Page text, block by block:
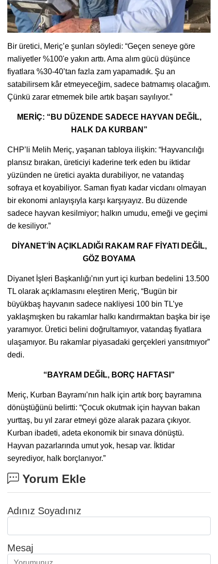
Bir üretici, Meriç’e şunları söyledi: “Geçen seneye göre
maliyetler %100'e yakın arttı. Ama alım gücü düşünce
fiyatlara %30-40’tan fazla zam yapamadık. Şu an
satabilirsem kâr etmeyeceğim, sadece batmamış olacağım.
Çünkü zarar etmemek bile artık başarı sayılıyor.”
MERİÇ: “BU DÜZENDE SADECE HAYVAN DEĞİL,
HALK DA KURBAN”
CHP’li Melih Meriç, yaşanan tabloya ilişkin: “Hayvancılığı
plansız bırakan, üreticiyi kaderine terk eden bu iktidar
yüzünden ne üretici ayakta durabiliyor, ne vatandaş
sofraya et koyabiliyor. Saman fiyatı kadar vicdanı olmayan
bir ekonomi anlayışıyla karşı karşıyayız. Bu düzende
sadece hayvan kesilmiyor; halkın umudu, emeği ve geçimi
de kesiliyor.”
DİYANET’İN AÇIKLADIĞI RAKAM RAF FİYATI DEĞİL,
GÖZ BOYAMA
Diyanet İşleri Başkanlığı’nın yurt içi kurban bedelini 13.500
TL olarak açıklamasını eleştiren Meriç, “Bugün bir
büyükbaş hayvanın sadece nakliyesi 100 bin TL’ye
yaklaşmışken bu rakamlar halkı kandırmaktan başka bir işe
yaramıyor. Üretici belini doğrultamıyor, vatandaş fiyatlara
ulaşamıyor. Bu rakamlar piyasadaki gerçekleri yansıtmıyor”
dedi.
“BAYRAM DEĞİL, BORÇ HAFTASI”
Meriç, Kurban Bayramı’nın halk için artık borç bayramına
dönüştüğünü belirtti: “Çocuk okutmak için hayvan bakan
yurttaş, bu yıl zarar etmeyi göze alarak pazara çıkıyor.
Kurban ibadeti, adeta ekonomik bir sınava dönüştü.
Hayvan pazarlarında umut yok, hesap var. İktidar
seyrediyor, halk borçlanıyor.”
Yorum Ekle
Adınız Soyadınız
Mesaj